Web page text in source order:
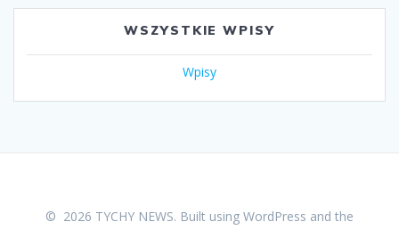
WSZYSTKIE WPISY
Wpisy
© 2026 TYCHY NEWS. Built using WordPress and the